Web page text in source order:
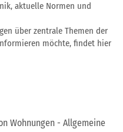
aktuelle Normen und
über zentrale Themen der
möchte, findet hier
Wohnungen - Allgemeine